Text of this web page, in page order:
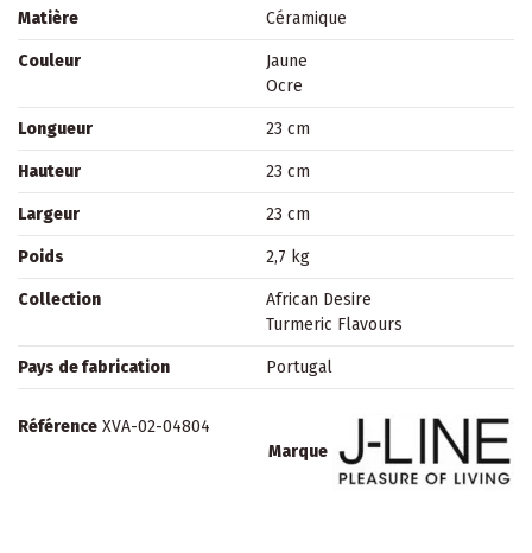
Matière Céramique
Couleur
Jaune
Ocre
Longueur 23 cm
Hauteur 23 cm
Largeur 23 cm
Poids 2,7 kg
Collection
African Desire
Turmeric Flavours
Pays de fabrication Portugal
Marque
Référence XVA-02-04804